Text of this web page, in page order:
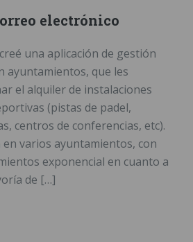
electrónico
una aplicación de gestión
ayuntamientos, que les
el alquiler de instalaciones
(pistas de padel,
centros de conferencias, etc).
varios ayuntamientos, con
exponencial en cuanto a
de […]